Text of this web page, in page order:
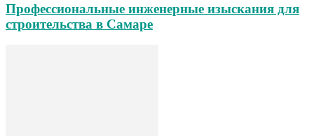
Профессиональные инженерные изыскания для
строительства в Самаре